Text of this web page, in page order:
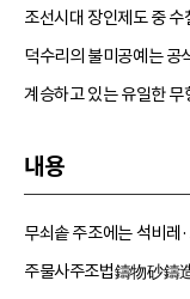
조선시대 장인제도 중
덕수리의 불미공예는 공
계승하고 있는 유일한 무
내용
무쇠솥 주조에는 석비레
주물사주조법鑄物砂鑄